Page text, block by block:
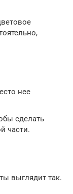
нее
сделать
части.
выглядит так.